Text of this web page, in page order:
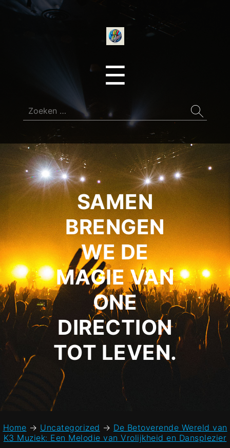
☰
Zoeken
naar:
SAMEN
BRENGEN
WE DE
MAGIE VAN
ONE
DIRECTION
TOT LEVEN.
Home → Uncategorized → De Betoverende Wereld van
K3 Muziek: Een Melodie van Vrolijkheid en Dansplezier